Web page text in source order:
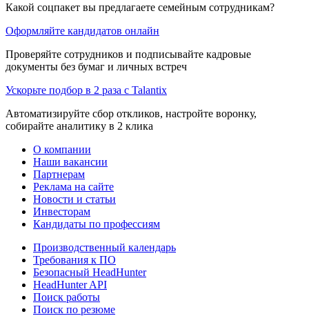
Какой соцпакет вы предлагаете семейным сотрудникам?
Оформляйте кандидатов онлайн
Проверяйте сотрудников и подписывайте кадровые
документы без бумаг и личных встреч
Ускорьте подбор в 2 раза с Talantix
Автоматизируйте сбор откликов, настройте воронку,
собирайте аналитику в 2 клика
О компании
Наши вакансии
Партнерам
Реклама на сайте
Новости и статьи
Инвесторам
Кандидаты по профессиям
Производственный календарь
Требования к ПО
Безопасный HeadHunter
HeadHunter API
Поиск работы
Поиск по резюме